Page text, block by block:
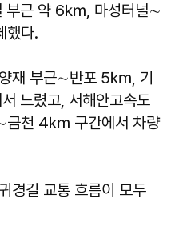
근 약 6㎞, 마성터널∼
했다.
재 부근∼반포 5㎞, 기
느렸고, 서해안고속도
금천 4㎞ 구간에서 차량
경길 교통 흐름이 모두